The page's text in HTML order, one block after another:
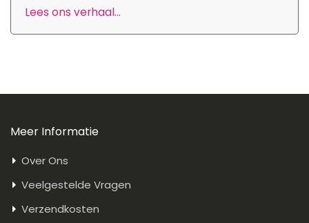
Lees ons verhaal...
Meer Informatie
Over Ons
Veelgestelde Vragen
Verzendkosten